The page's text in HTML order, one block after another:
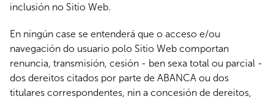
inclusión no Sitio Web.
En ningún case se entenderá que o acceso e/ou
navegación do usuario polo Sitio Web comportan
renuncia, transmisión, cesión - ben sexa total ou parcial -
dos dereitos citados por parte de ABANCA ou dos
titulares correspondentes, nin a concesión de dereitos,